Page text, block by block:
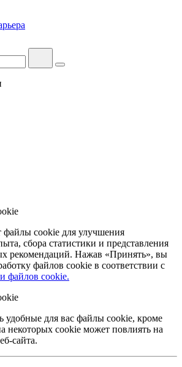
файлы cookie для улучшения
сбора статистики и представления
рекомендаций. Нажав «Принять», вы
файлов cookie в соответствии с
файлов cookie.
удобные для вас файлы cookie, кроме
некоторых cookie может повлиять на
сайта.